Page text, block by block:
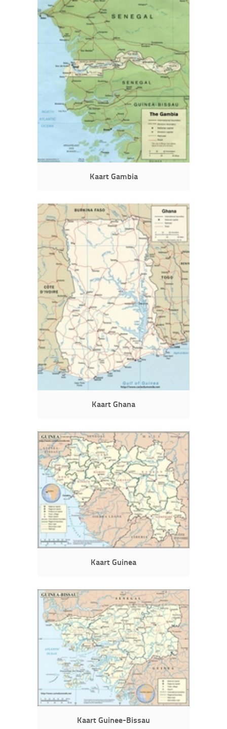
Kaart Gambia
Kaart Ghana
Kaart Guinea
Kaart Guinee-Bissau